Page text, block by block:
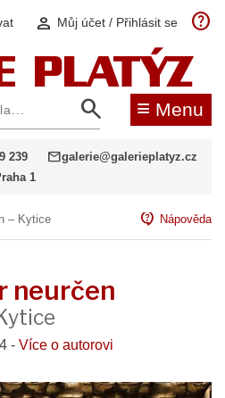
person Můj účet / Přihlásit se help
search ≡ Menu
239 mailgalerie@galerieplatyz.cz
1
– Kytice contact_support Nápověda
neurčen
- Více o autorovi